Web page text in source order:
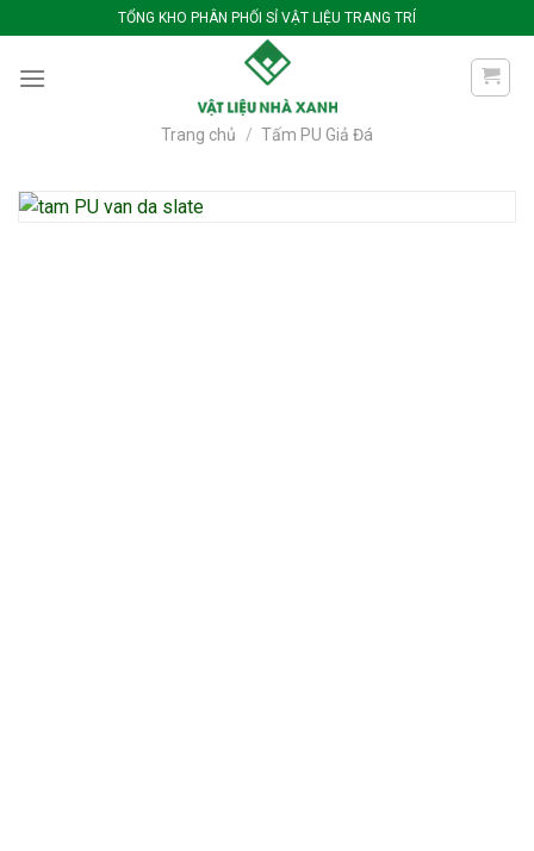
qua
nội
TỔNG KHO PHÂN PHỐI SỈ VẬT LIỆU TRANG TRÍ
Trang chủ / Tấm PU Giả Đá